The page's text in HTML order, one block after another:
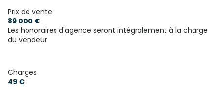
Prix de vente
89 000 €
Les honoraires d'agence seront intégralement à la charge
du vendeur
Charges
49 €